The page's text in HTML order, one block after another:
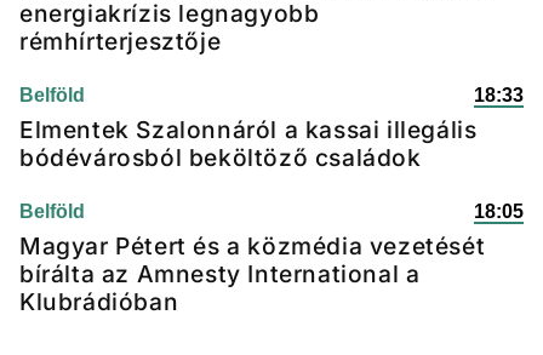
energiakrízis legnagyobb
rémhírterjesztője
Belföld 18:33
Elmentek Szalonnáról a kassai illegális
bódévárosból beköltöző családok
Belföld 18:05
Magyar Pétert és a közmédia vezetését
bírálta az Amnesty International a
Klubrádióban